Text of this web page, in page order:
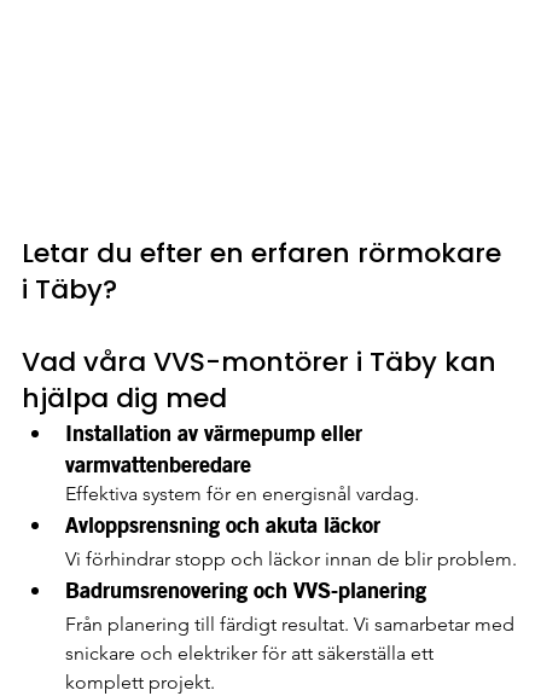
Letar du efter en erfaren rörmokare
i Täby?
Vad våra VVS-montörer i Täby kan
hjälpa dig med
Installation av värmepump eller
varmvattenberedare
Effektiva system för en energisnål vardag.
Avloppsrensning och akuta läckor
Vi förhindrar stopp och läckor innan de blir problem.
Badrumsrenovering och VVS-planering
Från planering till färdigt resultat. Vi samarbetar med
snickare och elektriker för att säkerställa ett
komplett projekt.